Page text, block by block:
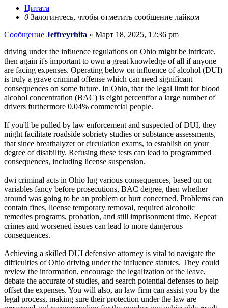
Цитата
0 Залогинтесь, чтобы отметить сообщение лайком
Сообщение Jeffreyrhita » Март 18, 2025, 12:36 pm
driving under the influence regulations on Ohio might be intricate,
then again it's important to own a great knowledge of all if anyone
are facing expenses. Operating below on influence of alcohol (DUI)
is truly a grave criminal offense which can need significant
consequences on some future. In Ohio, that the legal limit for blood
alcohol concentration (BAC) is eight percentfor a large number of
drivers furthermore 0.04% commercial people.
If you'll be pulled by law enforcement and suspected of DUI, they
might facilitate roadside sobriety studies or substance assessments,
that since breathalyzer or circulation exams, to establish on your
degree of disability. Refusing these tests can lead to programmed
consequences, including license suspension.
dwi criminal acts in Ohio lug various consequences, based on on
variables fancy before prosecutions, BAC degree, then whether
around was going to be an problem or hurt concerned. Problems can
contain fines, license temporary removal, required alcoholic
remedies programs, probation, and still imprisonment time. Repeat
crimes and worsened issues can lead to more dangerous
consequences.
Achieving a skilled DUI defensive attorney is vital to navigate the
difficulties of Ohio driving under the influence statutes. They could
review the information, encourage the legalization of the leave,
debate the accurate of studies, and search potential defenses to help
offset the expenses. You will also, an law firm can assist you by the
legal process, making sure their protection under the law are